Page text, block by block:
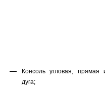
Консоль угловая, прямая
дуга;